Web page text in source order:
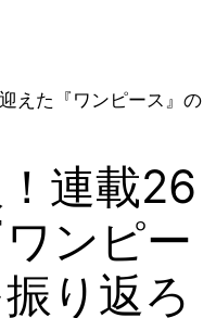
えた『ワンピース』の
連載26
ンピー
り返ろ